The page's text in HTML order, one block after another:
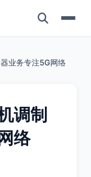
业务专注5G网络
调制
络